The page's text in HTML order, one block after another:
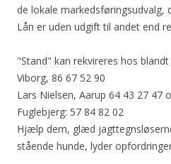
de lokale markedsføringsudvalg,
Lån er uden udgift til andet end
"Stand" kan rekvireres hos
Viborg, 86 67 52 90
Lars Nielsen, Aarup 64 43 27 47
Fuglebjerg: 57 84 82 02
Hjælp dem, glæd
stående hunde, lyder